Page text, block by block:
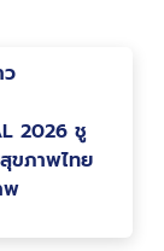
2026 ชู
ขภาพไทย
พ